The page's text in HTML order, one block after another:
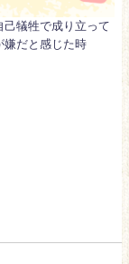
己犠牲で成り立って
だと感じた時